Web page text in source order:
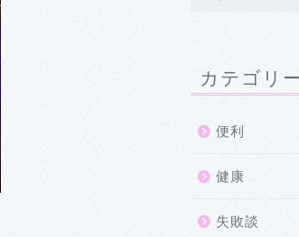
カテゴリー
便利
健康
失敗談